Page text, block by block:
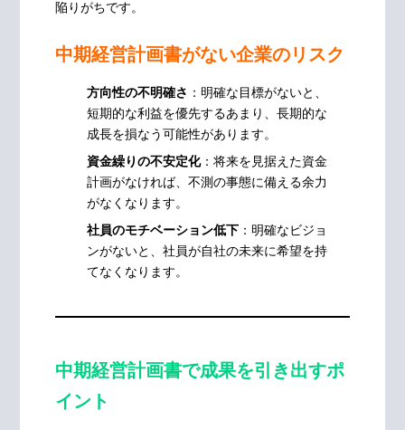
陥りがちです。
中期経営計画書がない企業のリスク
方向性の不明確さ ：明確な目標がないと、
短期的な利益を優先するあまり、長期的な
成長を損なう可能性があります。
資金繰りの不安定化：将来を見据えた資金
計画がなければ、不測の事態に備える余力
がなくなります。
社員のモチベーション低下：明確なビジョ
ンがないと、社員が自社の未来に希望を持
てなくなります。
中期経営計画書で成果を引き出すポ
イント